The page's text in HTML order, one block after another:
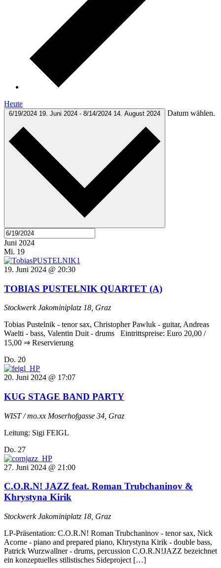
Heute
6/19/2024 19. Juni 2024 - 8/14/2024 14. August 2024 Datum wählen.
Juni 2024
Mi. 19
19. Juni 2024 @ 20:30
TOBIAS PUSTELNIK QUARTET (A)
StockwerkJakominiplatz 18, Graz
Tobias Pustelnik - tenor sax, Christopher Pawluk - guitar, Andreas
Waelti - bass, Valentin Duit - drums Eintrittspreise: Euro 20,00 /
15,00 ⇒ Reservierung
Do. 20
20. Juni 2024 @ 17:07
KUG STAGE BAND PARTY
WIST / mo.xx Moserhofgasse 34, Graz
Leitung: Sigi FEIGL
Do. 27
27. Juni 2024 @ 21:00
C.O.R.N! JAZZ feat. Roman Trubchaninov &
Khrystyna Kirik
StockwerkJakominiplatz 18, Graz
LP-Präsentation: C.O.R.N! Roman Trubchaninov - tenor sax, Nick
Acorne - piano and prepared piano, Khrystyna Kirik - double bass,
Patrick Wurzwallner - drums, percussion C.O.R.N!JAZZ bezeichnet
ein konzeptuelles stilistisches Sideproject […]